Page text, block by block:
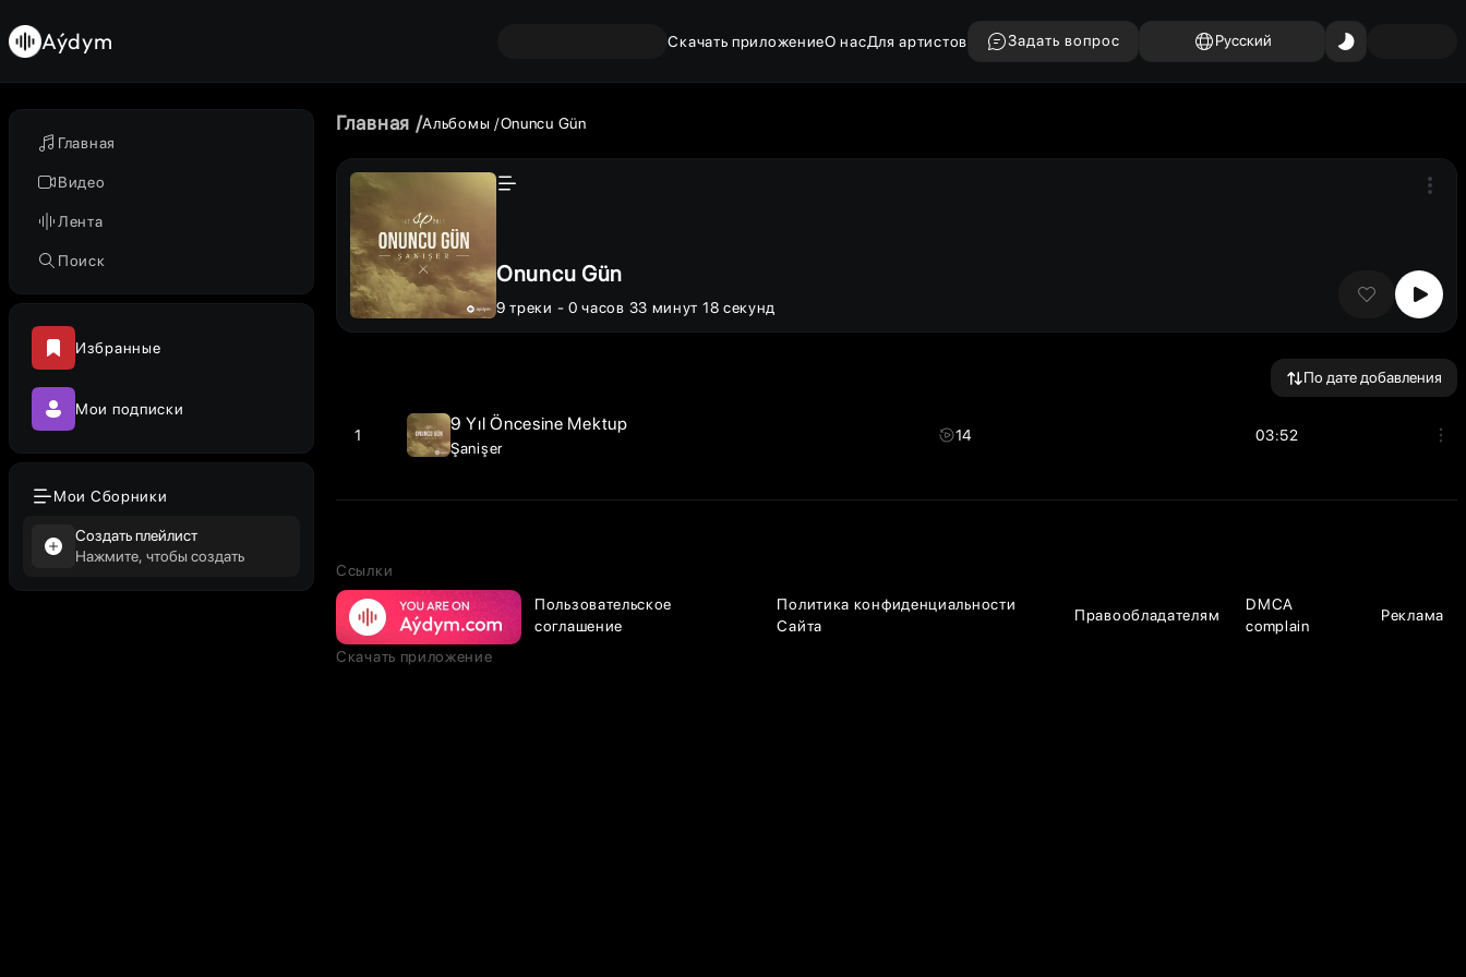
Главная
Видео
Лента
Поиск
Избранные
Мои подписки
Мои Сборники
Создать плейлист
Нажмите, чтобы создать
Aýdym Скачать приложениеО насДля артистов Задать вопрос Русский
Главная Альбомы Onuncu Gün
Onuncu Gün
9 треки - 0 часов 33 минут 18 секунд
По дате добавления
1
9 Yıl Öncesine Mektup
Şanişer
14 03:52
Ссылки
Пользовательское
соглашение
Политика конфиденциальности
Сайта
Правообладателям
DMCA
complain
Реклама
Скачать приложение